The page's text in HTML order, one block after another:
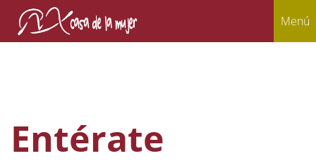
Menú
Entérate